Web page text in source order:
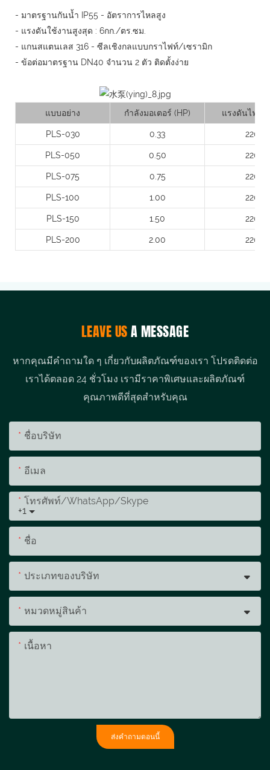
- มาตรฐานกันน้ำ IP55 - อัตราการไหลสูง
- แรงดันใช้งานสูงสุด : 6กก./ตร.ซม.
- แกนสแตนเลส 316 - ซีลเชิงกลแบบกราไฟท์/เซรามิก
- ข้อต่อมาตรฐาน DN40 จำนวน 2 ตัว ติดตั้งง่าย
แบบอย่าง กำลังมอเตอร์ (HP) แรงดันไฟฟ้า
PLS-030 0.33 220
PLS-050 0.50 220
PLS-075 0.75 220
PLS-100 1.00 220
PLS-150 1.50 220
PLS-200 2.00 220
LEAVE USA MESSAGE
หากคุณมีคำถามใด ๆ เกี่ยวกับผลิตภัณฑ์ของเรา โปรดติดต่อ
เราได้ตลอด 24 ชั่วโมง เรามีราคาพิเศษและผลิตภัณฑ์
คุณภาพดีที่สุดสำหรับคุณ
ชื่อบริษัท
อีเมล
+1
โทรศัพท์/WhatsApp/Skype
ชื่อ
ประเภทของบริษัท
หมวดหมู่สินค้า
เนื้อหา
ส่งคำถามตอนนี้